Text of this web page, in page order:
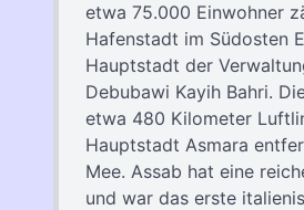
etwa 75.000 Einwohner
Hafenstadt im Südosten
Hauptstadt der
Debubawi Kayih Bahri.
etwa 480 Kilometer
Hauptstadt Asmara
Mee. Assab hat eine
und war das erste